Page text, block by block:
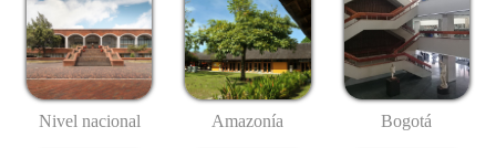
Nivel nacional Amazonía Bogotá